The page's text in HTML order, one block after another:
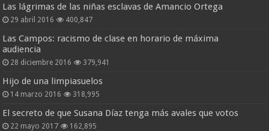
Las lágrimas de las niñas esclavas de Amancio Ortega
29 abril 2016 400,847
Las Campos: racismo de clase en horario de máxima
audiencia
28 diciembre 2016 379,941
Hijo de una limpiasuelos
14 marzo 2016 318,995
El secreto de que Susana Díaz tenga más avales que votos
22 mayo 2017 162,895